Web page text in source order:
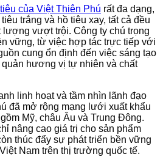
của Việt Thiên Phú rất đa dạng,
trắng và hồ tiêu xay, tất cả đều
vượt trội. Công ty chú trọng
vững, từ việc hợp tác trực tiếp với
cung ổn định đến việc sáng tạo
hương vị tự nhiên và chất
linh hoạt và tầm nhìn lãnh đạo
đã mở rộng mạng lưới xuất khẩu
Mỹ, châu Âu và Trung Đông.
nâng cao giá trị cho sản phẩm
thúc đẩy sự phát triển bền vững
Nam trên thị trường quốc tế.